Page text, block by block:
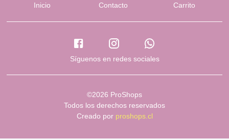
Inicio
Contacto Carrito
Síguenos en redes sociales
©2026 ProShops
Todos los derechos reservados
Creado por proshops.cl